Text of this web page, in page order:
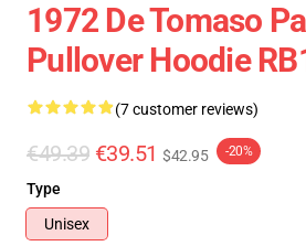
1972 De Tomaso
Pullover Hoodie
(7 customer reviews)
€49.39 €39.51 $42.95 -20%
Type
Unisex